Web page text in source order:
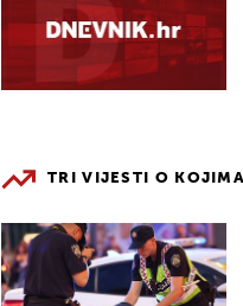
TRI VIJESTI O